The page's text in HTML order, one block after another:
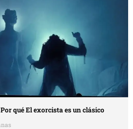
qué El exorcista es un clásico